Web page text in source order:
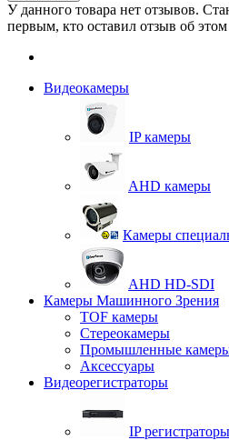
У данного товара нет отзывов.
первым, кто оставил отзыв об этом
Видеокамеры
IP камеры
AHD камеры
Камеры
AHD HD-SDI
Камеры Машинного Зрения
TOF камеры
Стереокамеры
Промышленные
Аксессуары
Видеорегистраторы
IP